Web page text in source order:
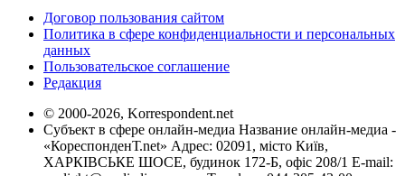
Договор пользования сайтом
Политика в сфере конфиденциальности и персональных
данных
Пользовательское соглашение
Редакция
© 2000-2026, Korrespondent.net
Субъект в сфере онлайн-медиа Название онлайн-медиа -
«КореспонденТ.net» Адрес: 02091, місто Київ,
ХАРКІВСЬКЕ ШОСЕ, будинок 172-Б, офіс 208/1 E-mail: